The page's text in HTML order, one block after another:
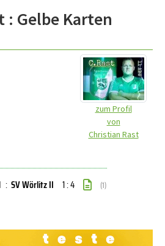
: Gelbe Karten
zum Profil
von
Christian Rast
: SV Wörlitz II 1 : 4 (1)